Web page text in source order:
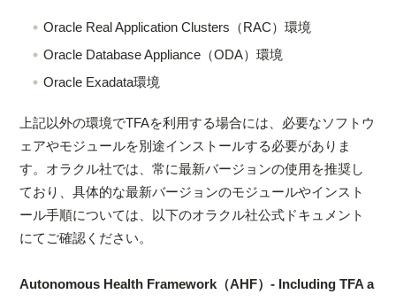
Oracle Real Application Clusters（RAC）環境
Oracle Database Appliance（ODA）環境
Oracle Exadata環境
上記以外の環境でTFAを利用する場合には、必要なソフトウ
ェアやモジュールを別途インストールする必要がありま
す。オラクル社では、常に最新バージョンの使用を推奨し
ており、具体的な最新バージョンのモジュールやインスト
ール手順については、以下のオラクル社公式ドキュメント
にてご確認ください。
Autonomous Health Framework（AHF）- Including TFA a